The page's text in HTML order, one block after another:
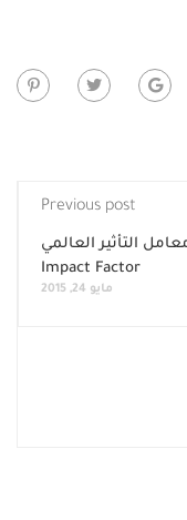
Previous post
التأثير العالمي
Impact Factor
مايو 24, 2015